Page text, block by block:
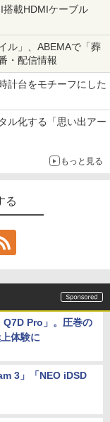
載HDMIケーブル
ル」、ABEMAで「葬
・配信情報
計台をモチーフにした
ル化する「思い出アー
もっと見る
る
Pro」。圧巻の
体験に
3」「NEO iDSD